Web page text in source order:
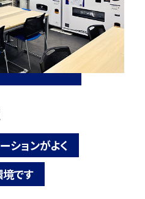
ションがよく
です